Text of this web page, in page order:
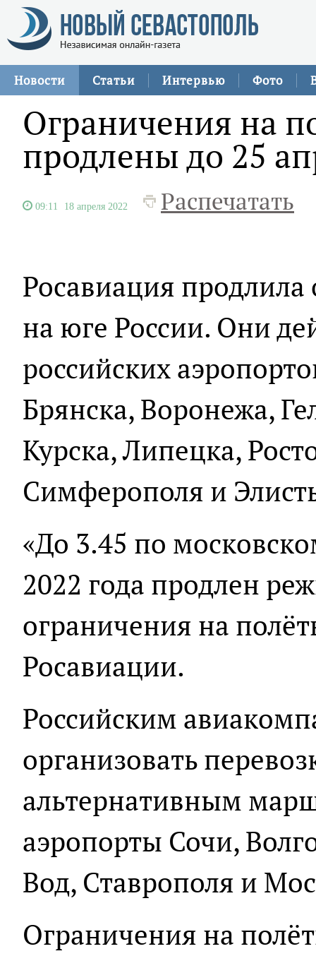
Новости Статьи Интервью Фото
Ограничения на
продлены до 25
09:11 18 апреля 2022 Распечатать
Росавиация
на юге России. Они
российских
Брянска, Воронежа,
Курска, Липецка,
Симферополя и
«До 3.45 по
2022 года продлен
ограничения на
Росавиации.
Российским
организовать
альтернативным
аэропорты Сочи,
Вод, Ставрополя и
Ограничения на